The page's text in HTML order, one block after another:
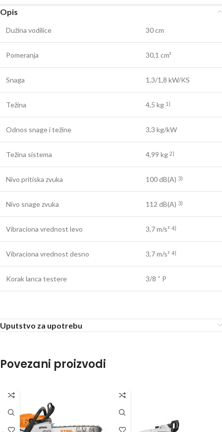
Opis
Dužina vodilice 30 cm
Pomeranja 30,1 cm³
Snaga 1,3/1,8 kW/KS
Težina 4,5 kg 1)
Odnos snage i težine 3,3 kg/kW
Težina sistema 4,99 kg 2)
Nivo pritiska zvuka 100 dB(A) 3)
Nivo snage zvuka 112 dB(A) 3)
Vibraciona vrednost levo 3,7 m/s² 4)
Vibraciona vrednost desno 3,7 m/s² 4)
Korak lanca testere 3/8 “ P
Uputstvo za upotrebu
Povezani proizvodi